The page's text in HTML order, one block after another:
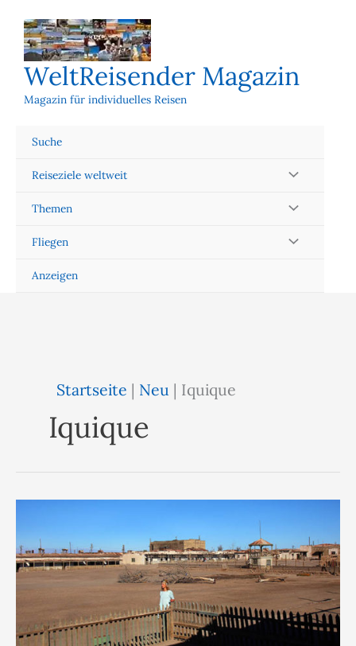
Inhalt
springen
WeltReisender Magazin
Magazin für individuelles Reisen
Suche
Reiseziele weltweit
Themen
Fliegen
Anzeigen
Startseite | Neu | Iquique
Iquique